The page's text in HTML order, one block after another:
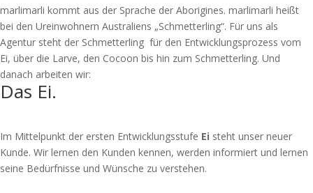
marlimarli kommt aus der Sprache der Aborigines. marlimarli heißt
bei den Ureinwohnern Australiens „Schmetterling“. Für uns als
Agentur steht der Schmetterling für den Entwicklungsprozess vom
Ei, über die Larve, den Cocoon bis hin zum Schmetterling. Und
danach arbeiten wir:
Das Ei.
Im Mittelpunkt der ersten Entwicklungsstufe Ei steht unser neuer
Kunde. Wir lernen den Kunden kennen, werden informiert und lernen
seine Bedürfnisse und Wünsche zu verstehen.